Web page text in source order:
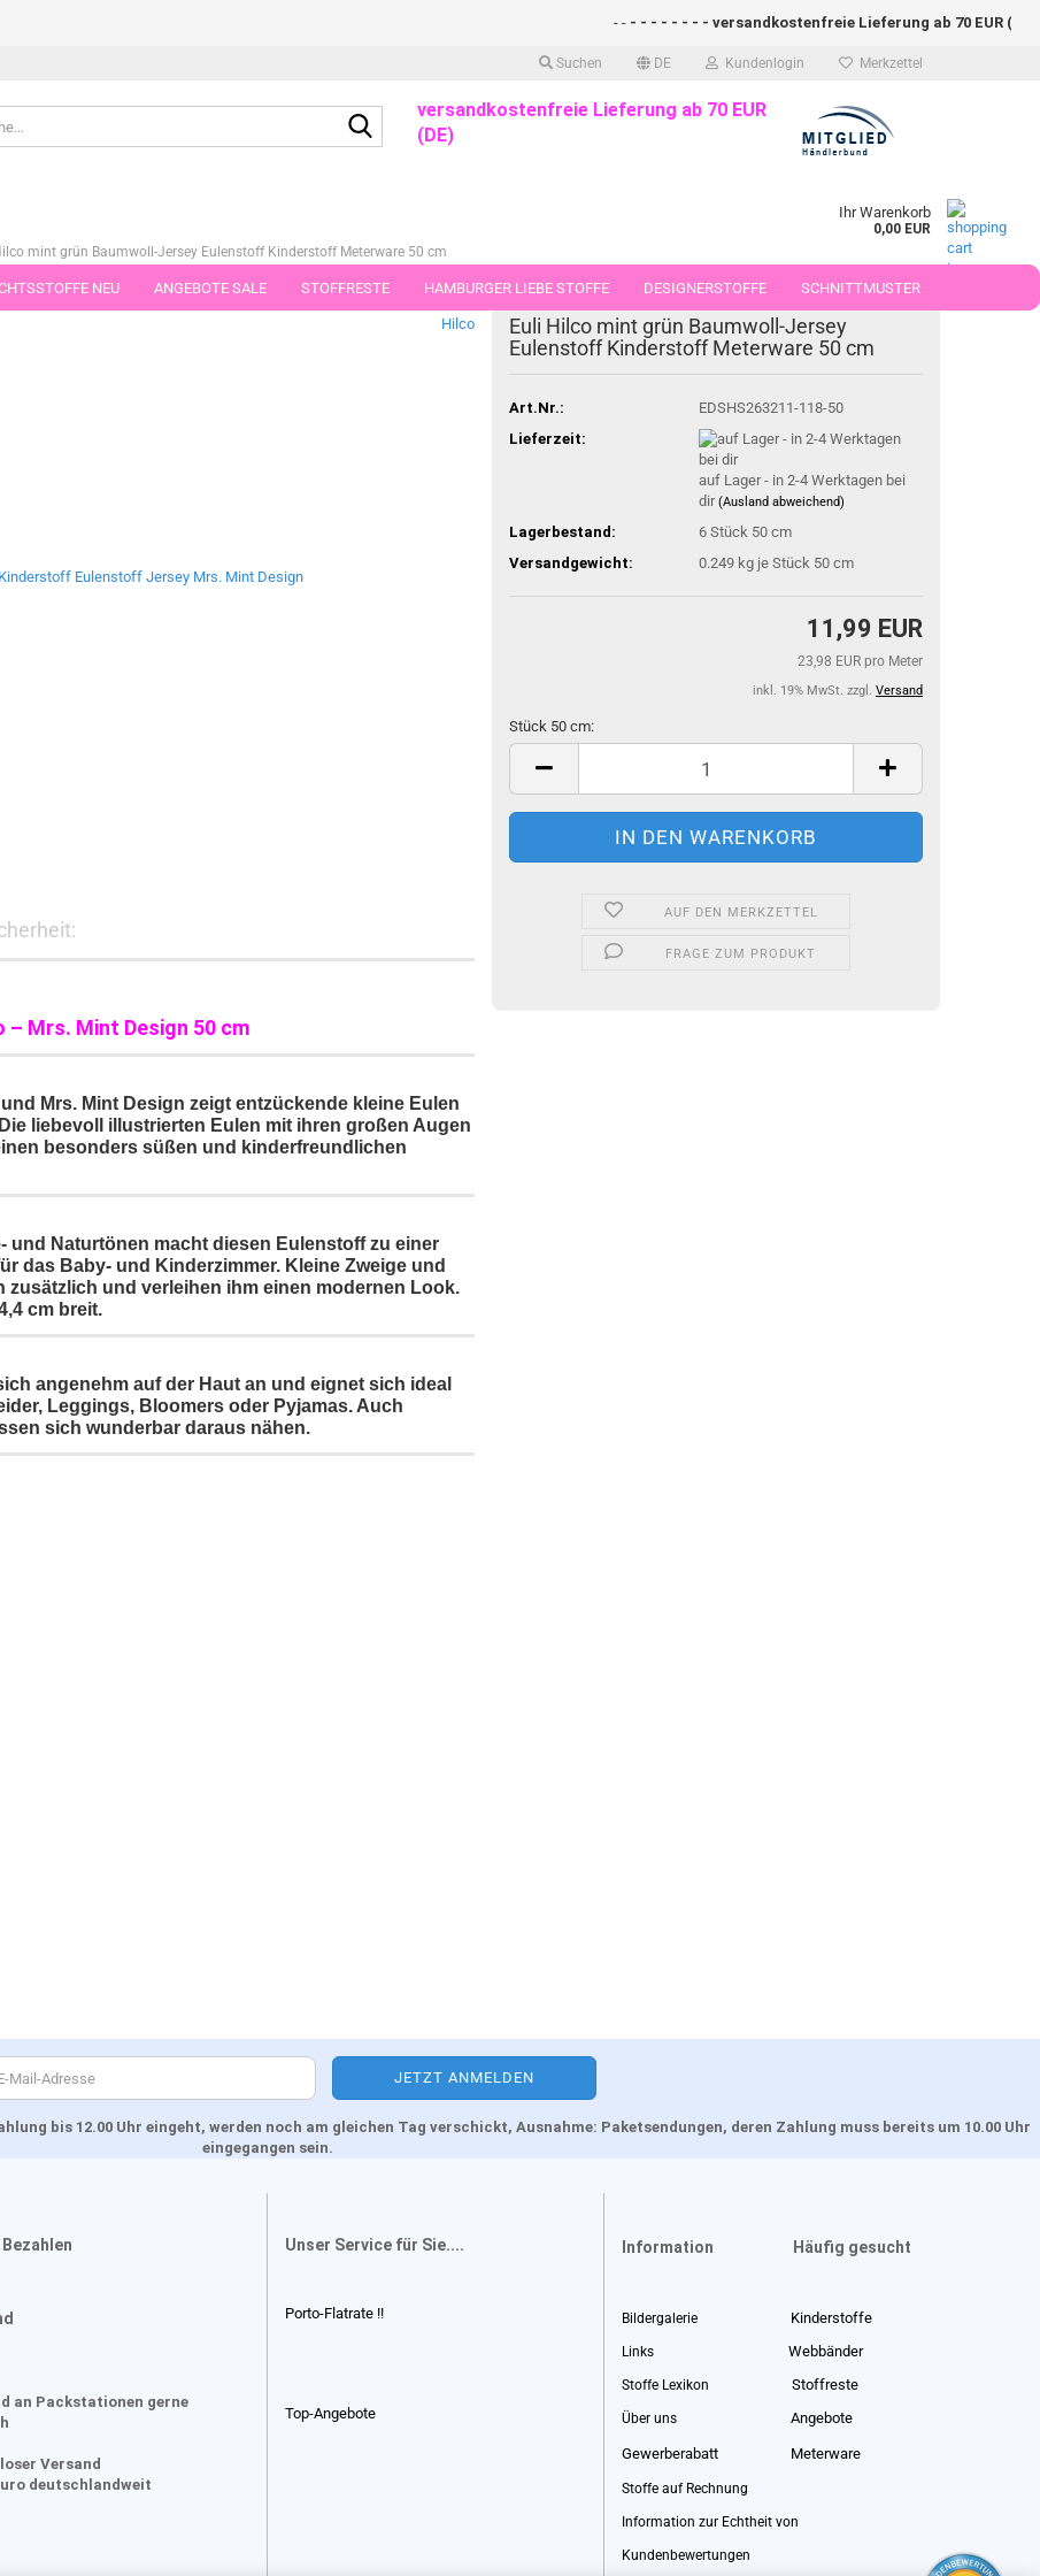
Suchen DE Kundenlogin Merkzettel
- - - - - - - - versandkostenfreie Lieferung ab 70 EUR
Suche...versandkostenfreie Lieferung ab 70 EUR
(DE)
Ihr Warenkorb
0,00 EUR
NEU ANGEBOTE SALE STOFFRESTE HAMBURGER LIEBE STOFFE DESIGNERSTOFFE SCHNITTMUSTER
STOFFE IN STÜCKEN VON 25 UND 50 CM
mint grün Baumwoll-Jersey Eulenstoff Kinderstoff Meterware 50 cm
Kategorie
Hilco
Euli Hilco mint grün Baumwoll-Jersey
Eulenstoff Kinderstoff Meterware 50 cm
Art.Nr.:
EDSHS263211-118-50
Lieferzeit:
auf Lager - in 2-4 Werktagen bei
dir(Ausland abweichend)
Lagerbestand: 6 Stück 50 cm
Versandgewicht:
0.249 kg je Stück 50 cm
11,99 EUR
23,98 EUR pro Meter
inkl. 19% MwSt. zzgl. Versand
Stück 50 cm:
Stück
AUF DEN MERKZETTEL
FRAGE ZUM PRODUKT
Mrs. Mint Design 50 cm
Mrs. Mint Design zeigt entzückende kleine Eulen
liebevoll illustrierten Eulen mit ihren großen Augen
besonders süßen und kinderfreundlichen
und Naturtönen macht diesen Eulenstoff zu einer
das Baby- und Kinderzimmer. Kleine Zweige und
zusätzlich und verleihen ihm einen modernen Look.
cm breit.
angenehm auf der Haut an und eignet sich ideal
Leggings, Bloomers oder Pyjamas. Auch
sich wunderbar daraus nähen.
bis 12.00 Uhr eingeht, werden noch am gleichen Tag verschickt, Ausnahme: Paketsendungen, deren Zahlung muss bereits um 10.00 Uhr
eingegangen sein.
an Packstationen gerne
Versand
deutschlandweit
Unser Service für Sie....
Porto-Flatrate !!
Top-Angebote
Information Häufig gesucht
Bildergalerie Kinderstoffe
Links Webbänder
Stoffe Lexikon Stoffreste
Über uns Angebote
Gewerberabatt Meterware
Stoffe auf Rechnung
Information zur Echtheit von
Kundenbewertungen